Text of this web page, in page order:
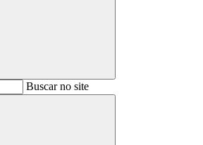
BuscarBuscar no site